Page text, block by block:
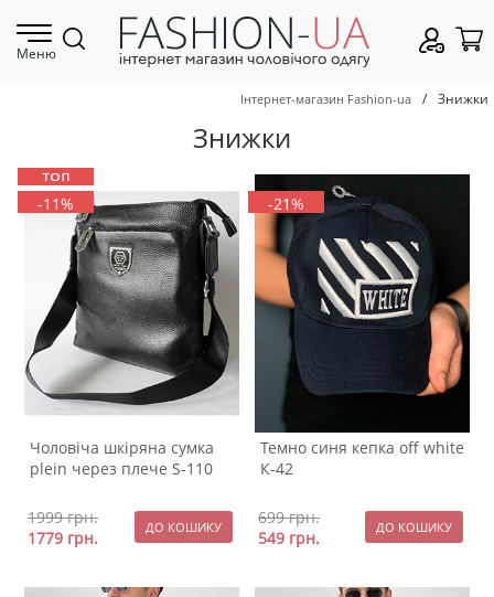
Меню
Інтернет-магазин Fashion-ua / Знижки
Знижки
-11%
Чоловіча шкіряна сумка
plein через плече S-110
1999грн.
1779 грн.
-21%
Темно синя кепка off white
К-42
699грн.
549 грн.